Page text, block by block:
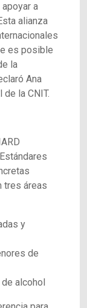
a
alianza
es posible
la
Ana
la CNIT.
tres áreas
y
de
alcohol